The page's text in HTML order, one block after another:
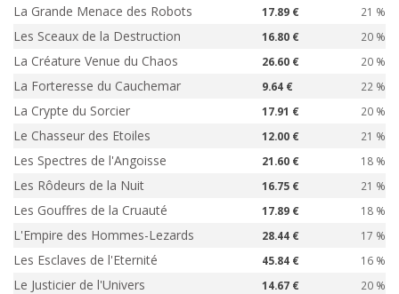
La Grande Menace des Robots 17.89 € 21 %
Les Sceaux de la Destruction 16.80 € 20 %
La Créature Venue du Chaos 26.60 € 20 %
La Forteresse du Cauchemar 9.64 € 22 %
La Crypte du Sorcier 17.91 € 20 %
Le Chasseur des Etoiles 12.00 € 21 %
Les Spectres de l'Angoisse 21.60 € 18 %
Les Rôdeurs de la Nuit 16.75 € 21 %
Les Gouffres de la Cruauté 17.89 € 18 %
L'Empire des Hommes-Lezards 28.44 € 17 %
Les Esclaves de l'Eternité 45.84 € 16 %
Le Justicier de l'Univers 14.67 € 20 %